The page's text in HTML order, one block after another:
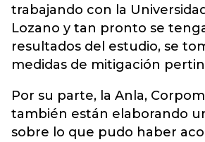
trabajando con la
Lozano y tan pronto se
resultados del estudio, se
medidas de mitigación
Por su parte, la Anla,
también están elaborando
sobre lo que pudo haber